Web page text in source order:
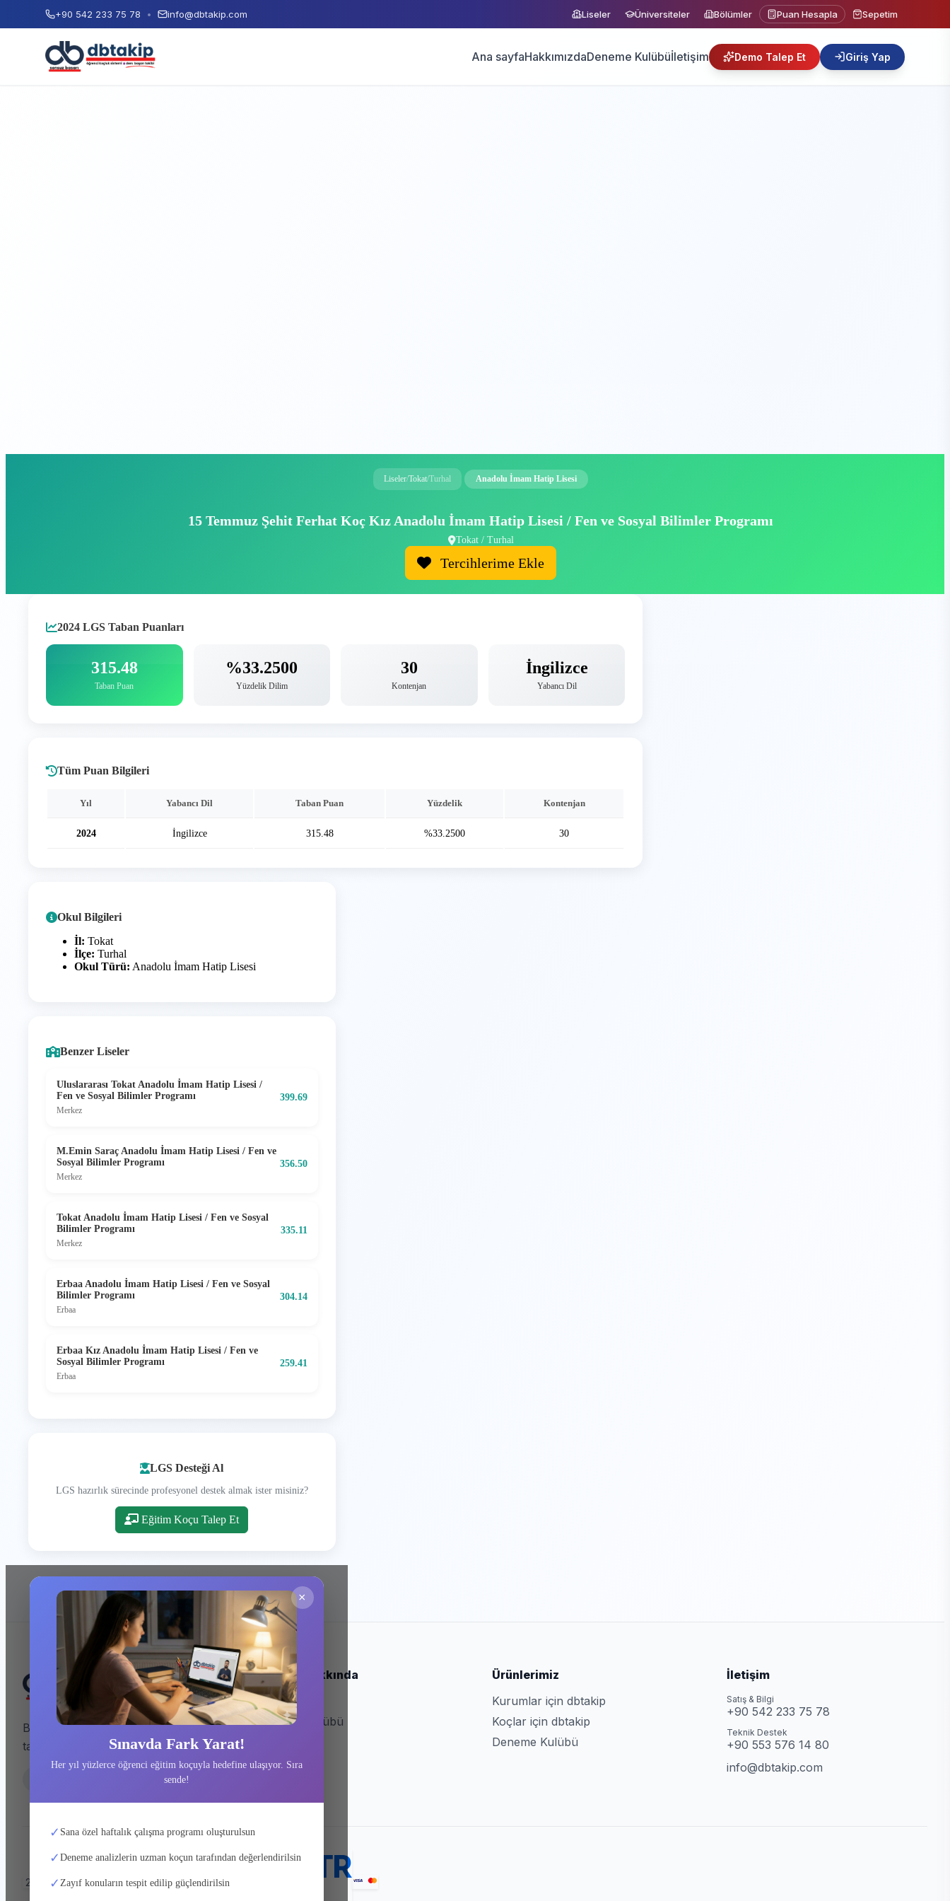
+90 542 233 75 78 • info@dbtakip.com Liseler Üniversiteler Bölümler Puan Hesapla Sepetim
Ana sayfaHakkımızdaDeneme Kulübüİletişim Demo Talep Et Giriş Yap
Liseler/Tokat/Turhal Anadolu İmam Hatip Lisesi
15 Temmuz Şehit Ferhat Koç Kız Anadolu İmam Hatip Lisesi / Fen ve Sosyal Bilimler Programı
Tokat / Turhal
Tercihlerime Ekle
2024 LGS Taban Puanları
315.48
Taban Puan
%33.2500
Yüzdelik Dilim
30
Kontenjan
İngilizce
Yabancı Dil
Tüm Puan Bilgileri
Yıl Yabancı Dil Taban Puan Yüzdelik Kontenjan
2024 İngilizce 315.48 %33.2500 30
Okul Bilgileri
İl: Tokat
İlçe: Turhal
Okul Türü: Anadolu İmam Hatip Lisesi
Benzer Liseler
Uluslararası Tokat Anadolu İmam Hatip Lisesi /
Fen ve Sosyal Bilimler Programı
Merkez
399.69
M.Emin Saraç Anadolu İmam Hatip Lisesi / Fen ve
Sosyal Bilimler Programı
Merkez
356.50
Tokat Anadolu İmam Hatip Lisesi / Fen ve Sosyal
Bilimler Programı
Merkez
335.11
Erbaa Anadolu İmam Hatip Lisesi / Fen ve Sosyal
Bilimler Programı
Erbaa
304.14
Erbaa Kız Anadolu İmam Hatip Lisesi / Fen ve
Sosyal Bilimler Programı
Erbaa
259.41
LGS Desteği Al
LGS hazırlık sürecinde profesyonel destek almak ister misiniz?
Eğitim Koçu Talep Et
×
Sınavda Fark Yarat!
Her yıl yüzlerce öğrenci eğitim koçuyla hedefine ulaşıyor. Sıra
sende!
✓ Sana özel haftalık çalışma programı oluşturulsun
✓Deneme analizlerin uzman koçun tarafından değerlendirilsin
✓Zayıf konuların tespit edilip güçlendirilsin
Başarıyı tesadüfe bırakmayanlar için
tasarlandı.
dbtakip hakkında
Hakkımızda
Deneme Kulübü
Ürünlerimiz
Kurumlar için dbtakip
Koçlar için dbtakip
Deneme Kulübü
İletişim
Satış & Bilgi
+90 542 233 75 78
Teknik Destek
+90 553 576 14 80
info@dbtakip.com
256-bit SSL3D SecurePayTR Güvencesi